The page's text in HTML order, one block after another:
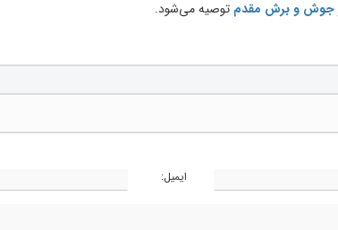
جوش و برش مقدم توصیه می‌شود.
ایمیل: